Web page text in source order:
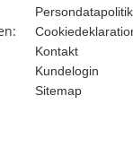
Persondatapolitik
Kontakt
Kundelogin
Sitemap